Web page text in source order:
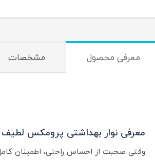
معرفی محصول مشخصات
معرفی نوار بهداشتی پرومکس لطیف
وقتی صحبت از احساس راحتی، اطمینان